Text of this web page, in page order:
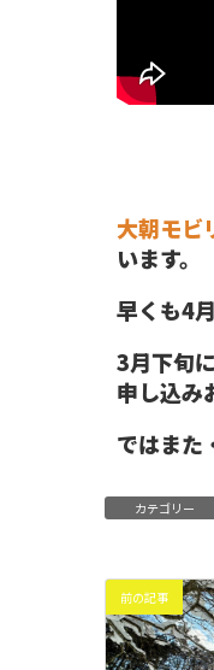
大朝モビ
います。
早くも4
3月下旬
申し込み
ではまた
カテゴリー
前の記事